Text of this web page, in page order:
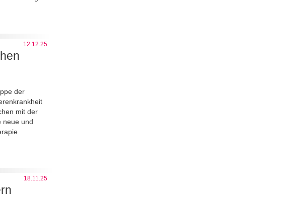
12.12.25
der
mit der
neue und
18.11.25